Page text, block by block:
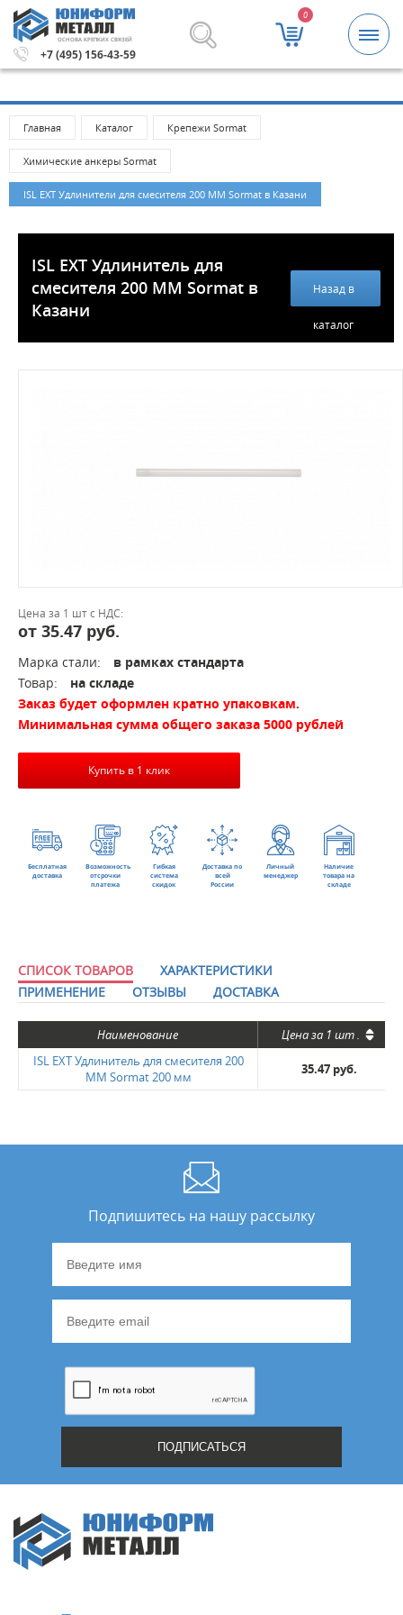
ОСНОВА КРЕПКИХ СВЯЗЕЙ
+7 (495) 156-43-59
0
рублей.Метизы и крепежные изделия оптом.
Главная Каталог Крепежи Sormat
Химические анкеры Sormat
ISL ЕХТ Удлинители для смесителя 200 ММ Sormat в Казани
ISL EXT Удлинитель для
смесителя 200 MM Sormat в
Казани
Назад в
каталог
Цена за 1 шт с НДС:
от 35.47 руб.
Марка стали:
в рамках стандарта
Товар:
на складе
Заказ будет оформлен кратно упаковкам.
Минимальная сумма общего заказа 5000 рублей
Купить в 1 клик
Бесплатная
доставка
Возможность
отсрочки
платежа
Гибкая
система
скидок
Доставка по
всей
России
Личный
менеджер
Наличие
товара на
складе
СПИСОК ТОВАРОВ
ХАРАКТЕРИСТИКИ
ПРИМЕНЕНИЕ
ОТЗЫВЫ ДОСТАВКА
Наименование Цена за 1 шт.
ISL EXT Удлинитель для смесителя 200
MM Sormat 200 мм
35.47 руб.
Подпишитесь на нашу рассылку